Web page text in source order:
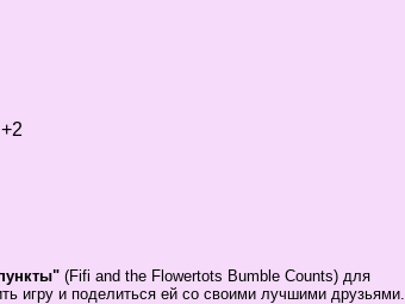
+2
(Fifi and the Flowertots Bumble Counts) для
игру и поделиться ей со своими лучшими друзьями.